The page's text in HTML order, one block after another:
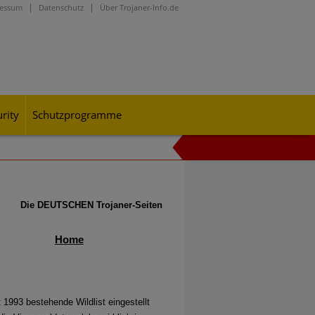
Datenschutz Über Trojaner-Info.de
Schutzprogramme
Die DEUTSCHEN Trojaner-Seiten
Home
bestehende Wildlist eingestellt